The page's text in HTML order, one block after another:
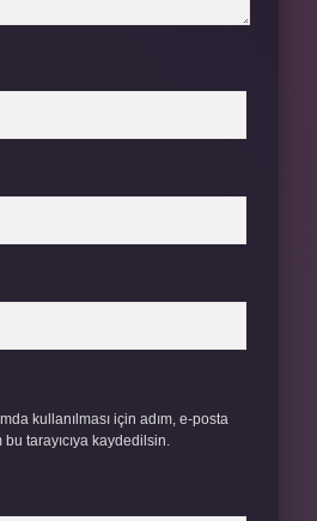
kullanılması için adım, e-posta
tarayıcıya kaydedilsin.